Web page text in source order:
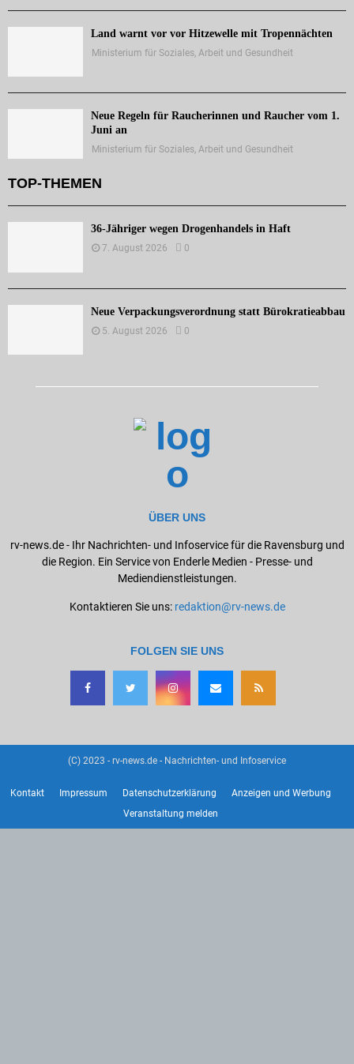
Land warnt vor vor Hitzewelle mit Tropennächten
Ministerium für Soziales, Arbeit und Gesundheit
Neue Regeln für Raucherinnen und Raucher vom 1.
Juni an
Ministerium für Soziales, Arbeit und Gesundheit
TOP-THEMEN
36-Jähriger wegen Drogenhandels in Haft
7. August 2026 0
Neue Verpackungsverordnung statt Bürokratieabbau
5. August 2026 0
ÜBER UNS
rv-news.de - Ihr Nachrichten- und Infoservice für die Ravensburg und
die Region. Ein Service von Enderle Medien - Presse- und
Mediendienstleistungen.
Kontaktieren Sie uns: redaktion@rv-news.de
FOLGEN SIE UNS
(C) 2023 - rv-news.de - Nachrichten- und Infoservice
Kontakt Impressum Datenschutzerklärung
Anzeigen und Werbung
Veranstaltung melden